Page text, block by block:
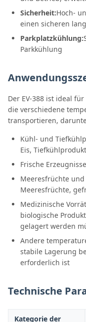
Sicherheit:Hoch-
einen sicheren
Parkplatzkühlung:
Parkkühlung
Der EV-388 ist ideal
die verschiedene
transportieren,
Kühl- und
Eis,
Frische
Meeresfrüchte
Meeresfrüchte,
Medizinische
biologische
gelagert werden
Andere
stabile Lagerung
erforderlich ist
Technische
Kategorie der